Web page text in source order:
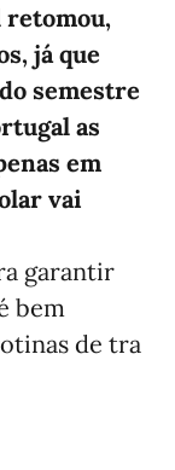
retomou,
já que
semestre
as
em
vai
garantir
bem
de tra